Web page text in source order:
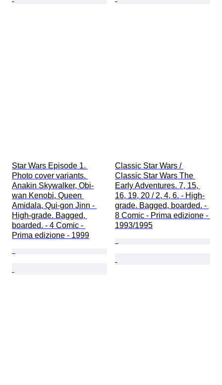
Star Wars Episode 1.
Photo cover variants.
Anakin Skywalker, Obi-
wan Kenobi, Queen
Amidala, Qui-gon Jinn -
High-grade. Bagged,
boarded. - 4 Comic -
Prima edizione - 1999
Classic Star Wars /
Classic Star Wars The
Early Adventures. 7, 15,
16, 19, 20 / 2, 4, 6. - High-
grade. Bagged, boarded. -
8 Comic - Prima edizione -
1993/1995